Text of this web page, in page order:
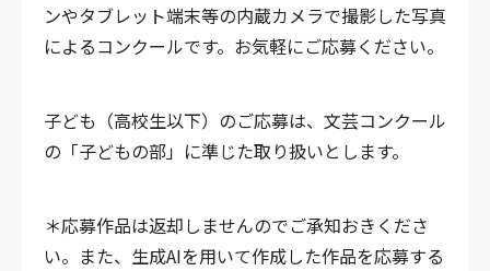
ンやタブレット端末等の内蔵カメラで撮影した写真
によるコンクールです。お気軽にご応募ください。
子ども（高校生以下）のご応募は、文芸コンクール
の「子どもの部」に準じた取り扱いとします。
＊応募作品は返却しませんのでご承知おきくださ
い。また、生成AIを用いて作成した作品を応募する